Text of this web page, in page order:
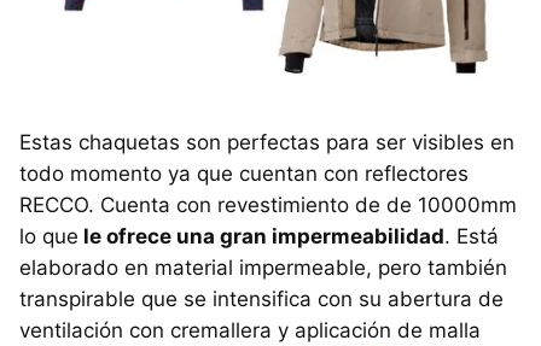
Estas chaquetas son perfectas para ser visibles en
todo momento ya que cuentan con reflectores
RECCO. Cuenta con revestimiento de de 10000mm
lo que le ofrece una gran impermeabilidad. Está
elaborado en material impermeable, pero también
transpirable que se intensifica con su abertura de
ventilación con cremallera y aplicación de malla